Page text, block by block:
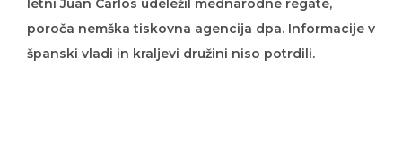
letni Juan Carlos udeležil mednarodne regate,
poroča nemška tiskovna agencija dpa. Informacije v
španski vladi in kraljevi družini niso potrdili.